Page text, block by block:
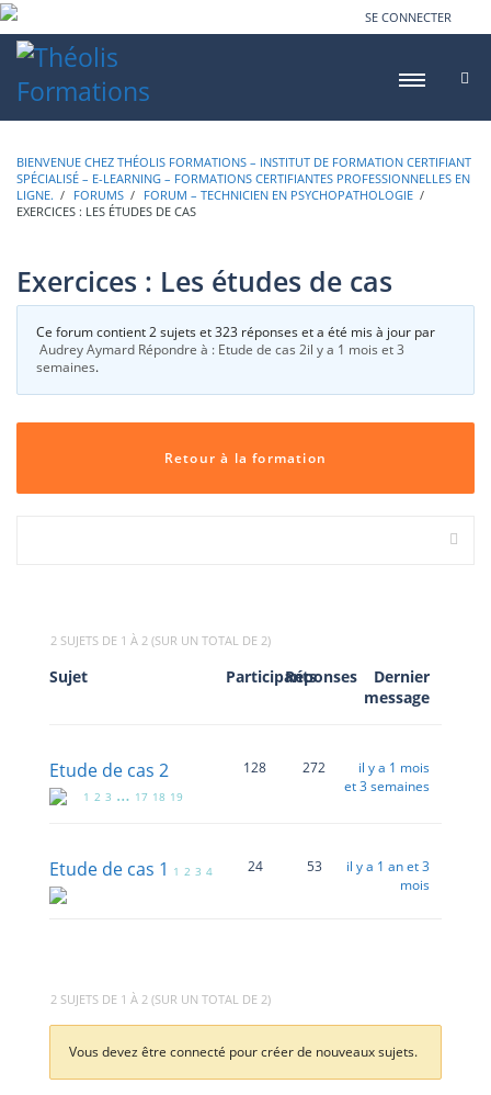
SE CONNECTER
BIENVENUE CHEZ THÉOLIS FORMATIONS – INSTITUT DE FORMATION CERTIFIANT
SPÉCIALISÉ – E-LEARNING – FORMATIONS CERTIFIANTES PROFESSIONNELLES EN
LIGNE.
FORUMS FORUM – TECHNICIEN EN PSYCHOPATHOLOGIE
EXERCICES : LES ÉTUDES DE CAS
Exercices : Les études de cas
Ce forum contient 2 sujets et 323 réponses et a été mis à jour par
Audrey Aymard Répondre à : Etude de cas 2il y a 1 mois et 3
semaines.
Retour à la formation
2 SUJETS DE 1 À 2 (SUR UN TOTAL DE 2)
Sujet ParticipantsRéponses
Dernier
message
Etude de cas 2
1 2 3 … 17 18 19
128 272
il y a 1 mois
et 3 semaines
Etude de cas 1 1 2 3 4 24 53
il y a 1 an et 3
mois
2 SUJETS DE 1 À 2 (SUR UN TOTAL DE 2)
Vous devez être connecté pour créer de nouveaux sujets.